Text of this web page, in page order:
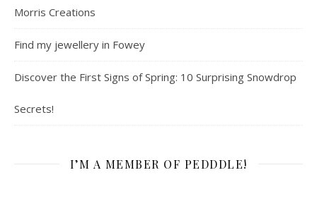
Morris Creations
Find my jewellery in Fowey
Discover the First Signs of Spring: 10 Surprising Snowdrop
Secrets!
I’M A MEMBER OF PEDDDLE!